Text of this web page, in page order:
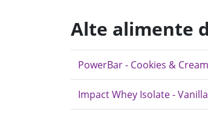
Alte alimente
PowerBar - Cookies &
Impact Whey Isolate -